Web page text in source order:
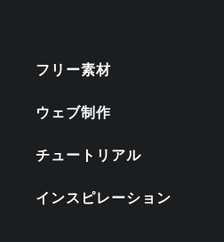
フリー素材
ウェブ制作
チュートリアル
インスピレーション